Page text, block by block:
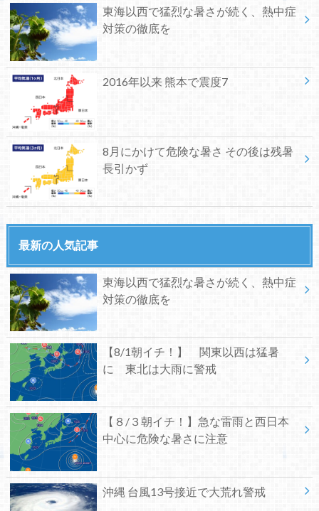
東海以西で猛烈な暑さが続く、熱中症
対策の徹底を
2016年以来 熊本で震度7
8月にかけて危険な暑さ その後は残暑
長引かず
最新の人気記事
東海以西で猛烈な暑さが続く、熱中症
対策の徹底を
【8/1朝イチ！】 関東以西は猛暑
に 東北は大雨に警戒
【８/３朝イチ！】急な雷雨と西日本
中心に危険な暑さに注意
沖縄 台風13号接近で大荒れ警戒